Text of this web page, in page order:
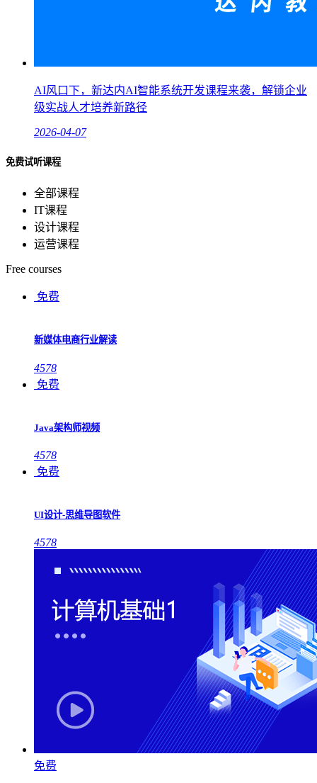
AI风口下，新达内AI智能系统开发课程来袭，解锁企业
级实战人才培养新路径
2026-04-07
免费试听课程
全部课程
IT课程
设计课程
运营课程
Free courses
免费
新媒体电商行业解读
4578
免费
Java架构师视频
4578
免费
UI设计-思维导图软件
4578
免费